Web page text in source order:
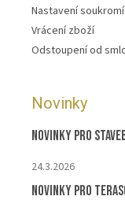
Nastavení soukromí
Vrácení zboží
Odstoupení od
Novinky
Novinky pro
24.3.2026
Novinky pro